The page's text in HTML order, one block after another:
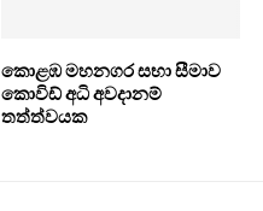
කොළඹ මහනගර සභා සීමාව
කොවිඩ් අධි අවදානම්
තත්ත්වයක